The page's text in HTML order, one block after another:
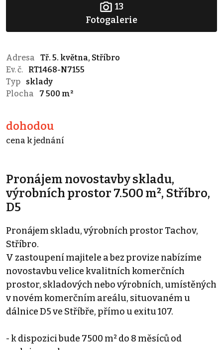
13
Fotogalerie
Adresa
Tř. 5. května, Stříbro
Ev. č.
RT1468-N7155
Typ
sklady
Plocha
7 500 m²
dohodou
cena k jednání
Pronájem novostavby skladu,
výrobních prostor 7.500 m², Stříbro,
D5
Pronájem skladu, výrobních prostor Tachov,
Stříbro.
V zastoupení majitele a bez provize nabízíme
novostavbu velice kvalitních komerčních
prostor, skladových nebo výrobních, umístěných
v novém komerčním areálu, situovaném u
dálnice D5 ve Stříbře, přímo u exitu 107.
- k dispozici bude 7500 m² do 8 měsíců od